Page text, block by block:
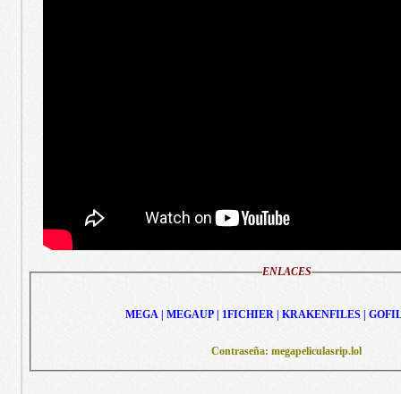
ENLACES
MEGA | MEGAUP | 1FICHIER | KRAKENFILES |
Contraseña: megapeliculasrip.lol